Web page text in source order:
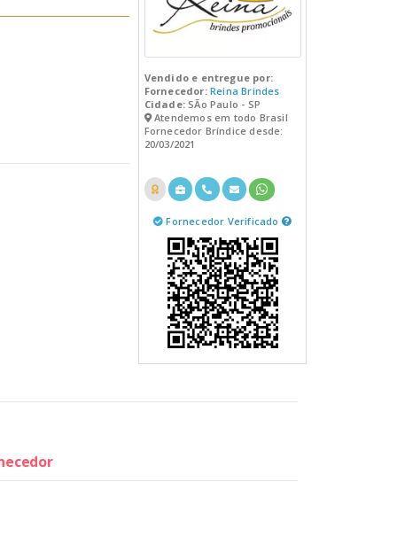
Vendido e entregue por:
Fornecedor: Reina Brindes
Cidade:SÃo Paulo - SP
Atendemos em todo Brasil
Fornecedor Bríndice desde:
20/03/2021
Fornecedor Verificado